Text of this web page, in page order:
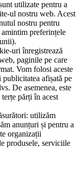
ul nostru web. Acest
nostru pentru
amintim preferințele
paginile pe care
Vom folosi aceste
afișată pe
De asemenea, este
părți în acest
anunțuri și pentru a
organizații
produsele, serviciile